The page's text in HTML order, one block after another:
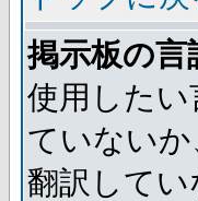
掲示板の
使用した
ていない
翻訳して